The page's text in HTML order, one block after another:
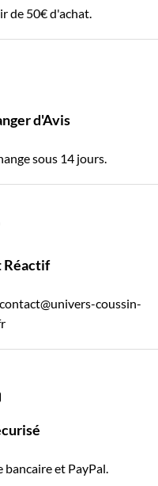
de 50€ d'achat.
d'Avis
sous 14 jours.
Réactif
coussin-
et PayPal.